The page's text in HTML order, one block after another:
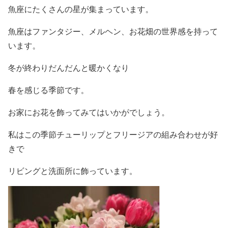
魚座にたくさんの星が集まっています。
魚座はファンタジー、メルヘン、お花畑の世界感を持って
います。
冬が終わりだんだんと暖かくなり
春を感じる季節です。
お家にお花を飾ってみてはいかがでしょう。
私はこの季節チューリップとフリージアの組み合わせが好
きで
リビングと洗面所に飾っています。